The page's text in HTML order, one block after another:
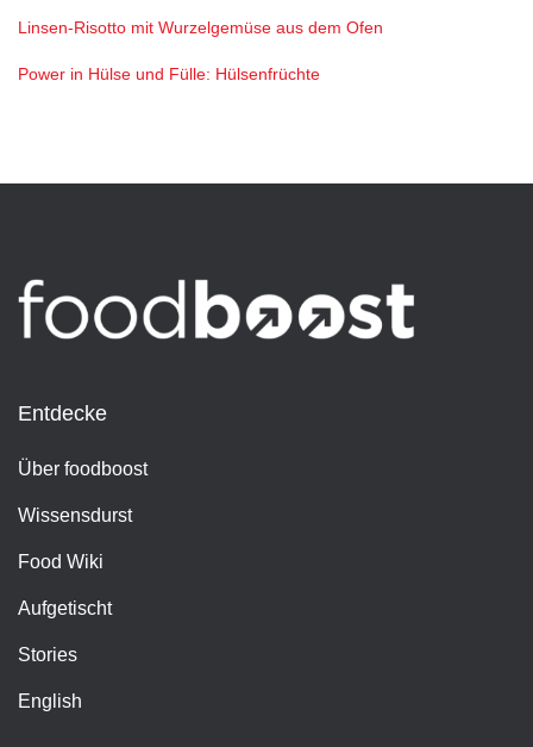
Linsen-Risotto mit Wurzelgemüse aus dem Ofen
Power in Hülse und Fülle: Hülsenfrüchte
Entdecke
Über foodboost
Wissensdurst
Food Wiki
Aufgetischt
Stories
English